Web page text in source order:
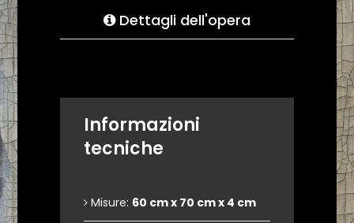
Dettagli dell'opera
Informazioni
tecniche
Misure: 60 cm x 70 cm x 4 cm